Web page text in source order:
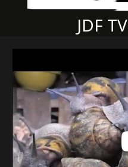
JDF TV